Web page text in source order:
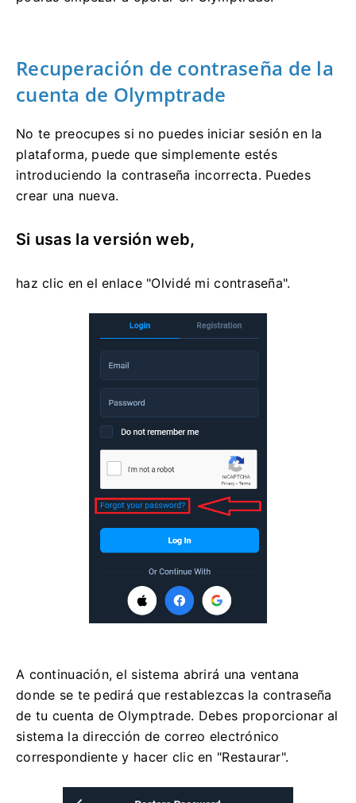
Recuperación de contraseña de la
cuenta de Olymptrade
No te preocupes si no puedes iniciar sesión en la
plataforma, puede que simplemente estés
introduciendo la contraseña incorrecta. Puedes
crear una nueva.
Si usas la versión web,
haz clic en el enlace "Olvidé mi contraseña".
A continuación, el sistema abrirá una ventana
donde se te pedirá que restablezcas la contraseña
de tu cuenta de Olymptrade. Debes proporcionar al
sistema la dirección de correo electrónico
correspondiente y hacer clic en "Restaurar".